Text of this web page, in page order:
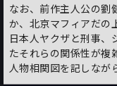
なお、前作主人公の劉
か、北京マフィアだの
日本人ヤクザと刑事、
たそれらの関係性が複
人物相関図を記しなが